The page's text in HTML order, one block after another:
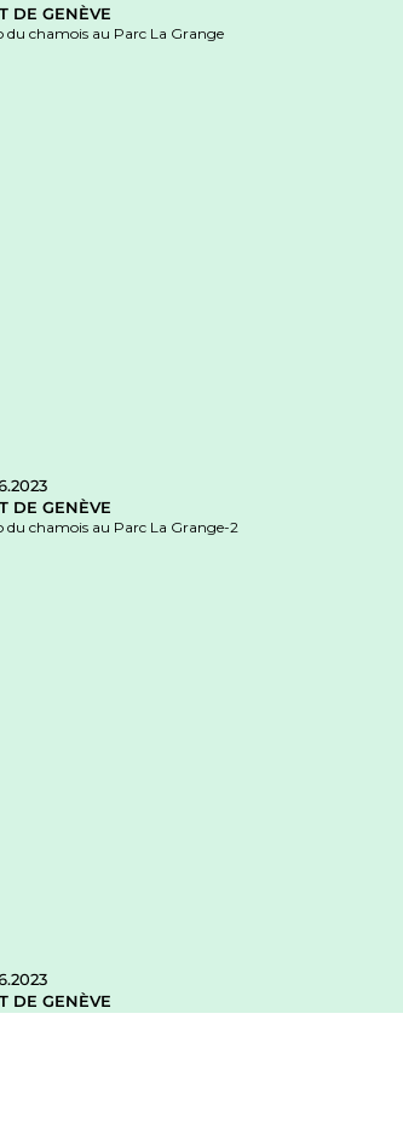
DE GENÈVE
du chamois au Parc La Grange
DE GENÈVE
du chamois au Parc La Grange-2
DE GENÈVE